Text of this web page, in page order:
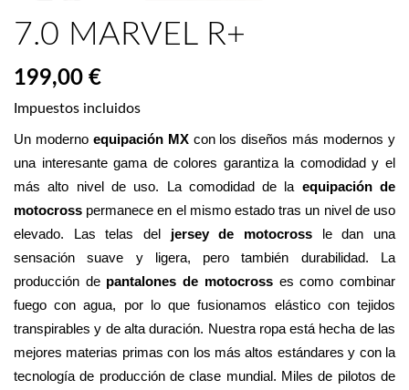
7.0 MARVEL R+
199,00 €
Impuestos incluidos
Un moderno equipación MX con los diseños más modernos y
una interesante gama de colores garantiza la comodidad y el
más alto nivel de uso. La comodidad de la equipación de
motocross permanece en el mismo estado tras un nivel de uso
elevado. Las telas del jersey de motocross le dan una
sensación suave y ligera, pero también durabilidad. La
producción de pantalones de motocross es como combinar
fuego con agua, por lo que fusionamos elástico con tejidos
transpirables y de alta duración. Nuestra ropa está hecha de las
mejores materias primas con los más altos estándares y con la
tecnología de producción de clase mundial. Miles de pilotos de